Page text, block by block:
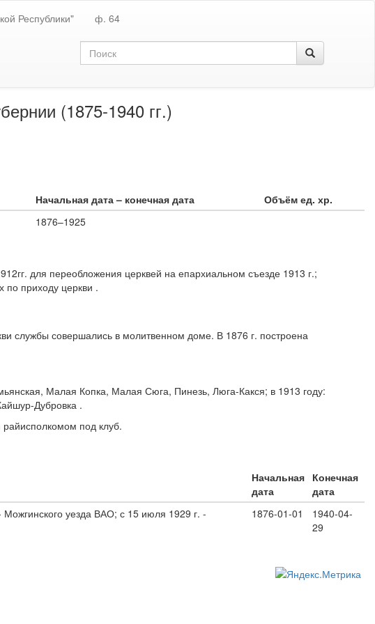
Республики" ф. 64
(1875-1940 гг.)
Начальная дата – конечная дата
Объём ед. хр.
1876–1925
для переобложения церквей на епархиальном съезде 1913 г.;
по приходу церкви .
службы совершались в молитвенном доме. В 1876 г. построена
Малая Копка, Малая Сюга, Пинезь, Люга-Какся; в 1913 году:
Дубровка .
под клуб.
Начальная
дата
Конечная
дата
Можгинского уезда ВАО; с 15 июля 1929 г. -
1876-01-01
1940-04-
29